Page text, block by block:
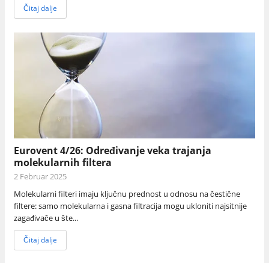
Čitaj dalje
Eurovent 4/26: Određivanje veka trajanja
molekularnih filtera
2 Februar 2025
Molekularni filteri imaju ključnu prednost u odnosu na čestične
filtere: samo molekularna i gasna filtracija mogu ukloniti najsitnije
zagađivače u šte...
Čitaj dalje